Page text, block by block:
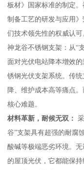
板材》国家标准的制定
制备工艺的研发与应用
们技术领先性的权威认可
神龙谷不锈钢支架：从“
面对光伏电站降本增效
锈钢光伏支架系统。传
降、维护成本高等痛点
核心难题。
材料革新，耐候无双：
谷”支架具有超强的耐腐
酸碱等极端恶劣环境。
的屋顶光伏，它都能保